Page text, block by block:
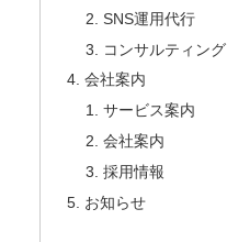
SNS運用代行
コンサルティング
会社案内
サービス案内
会社案内
採用情報
お知らせ